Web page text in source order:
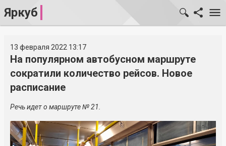
Яркуб
13 февраля 2022 13:17
На популярном автобусном маршруте
сократили количество рейсов. Новое
расписание
Речь идет о маршруте № 21.